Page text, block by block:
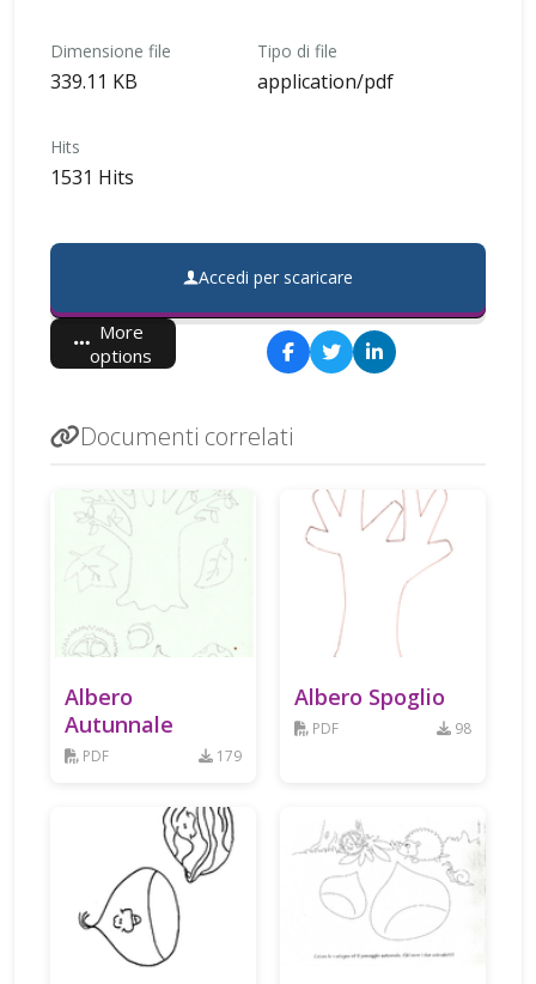
Dimensione file
339.11 KB
Tipo di file
application/pdf
Hits
1531 Hits
Accedi per scaricare
More
options
Documenti correlati
Albero
Autunnale
PDF 179
Albero Spoglio
PDF 98